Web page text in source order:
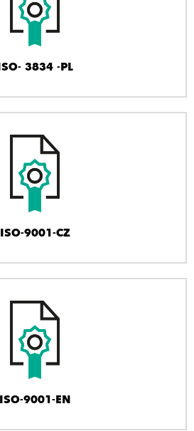
ISO- 3834 -PL
ISO-9001-CZ
ISO-9001-EN